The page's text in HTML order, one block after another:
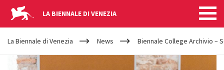
LA BIENNALE DI VENEZIA
YOUR
ARE
HERE
La Biennale di Venezia News Biennale College Archivio –